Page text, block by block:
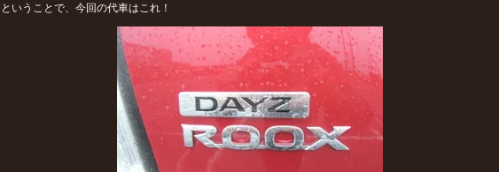
ということで、今回の代車はこれ！